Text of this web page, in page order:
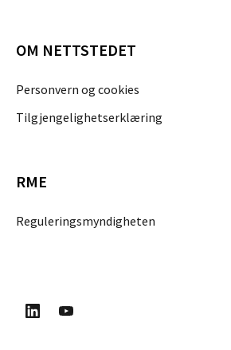
OM NETTSTEDET
Personvern og cookies
Tilgjengelighetserklæring
RME
Reguleringsmyndigheten